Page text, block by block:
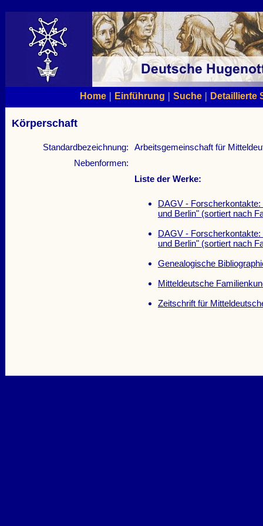
Home| Einführung | Suche| Detaillierte
Körperschaft
Standardbezeichnung:
Arbeitsgemeinschaft für
Nebenformen:
Liste der Werke:
DAGV -
und Berlin" (sortiert nach
DAGV -
und Berlin" (sortiert nach
Genealogische
Mitteldeutsche
Zeitschrift für